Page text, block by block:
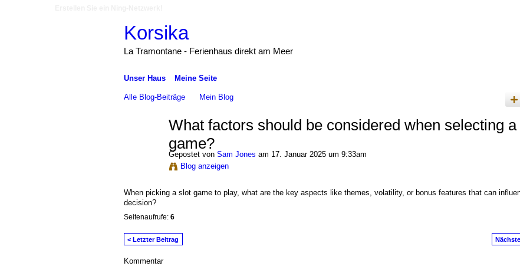
Korsika
La Tramontane - Ferienhaus direkt am Meer
Unser Haus Meine Seite
Alle Blog-Beiträge Mein Blog
What factors should be considered when selecting a
game?
Gepostet von Sam Jones am 17. Januar 2025 um 9:33am
Blog anzeigen
When picking a slot game to play, what are the key aspects like themes, volatility, or bonus features that can
decision?
Seitenaufrufe: 6
< Letzter Beitrag
Kommentar